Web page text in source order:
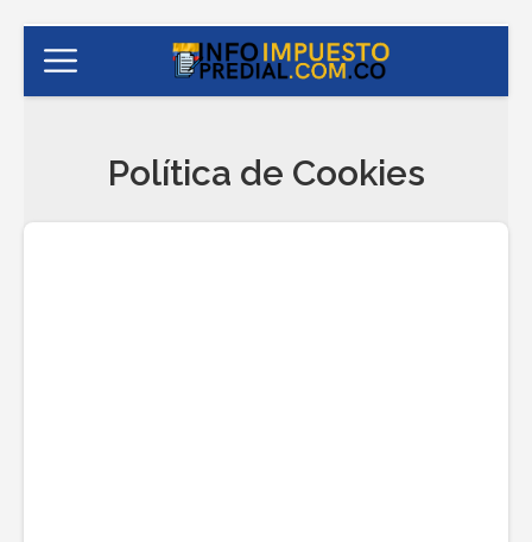
Política de Cookies